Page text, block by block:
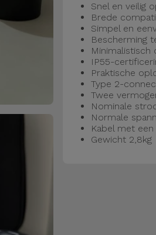
Snel en veilig
Brede
Simpel en
Bescherming
Minimalistisch
IP55-
Praktische
Type 2-
Twee
Nominale
Normale
Kabel met
Gewicht 2,8kg